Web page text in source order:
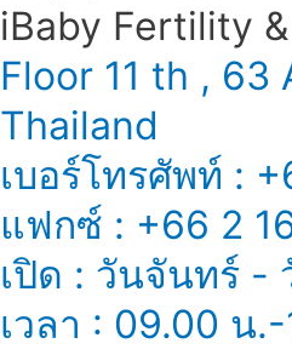
iBaby Fertility
Floor 11 th , 63
Thailand
เบอร์โทรศัพท์ :
แฟกซ์ : +66 2
เปิด : วันจันทร์ -
เวลา : 09.00 น